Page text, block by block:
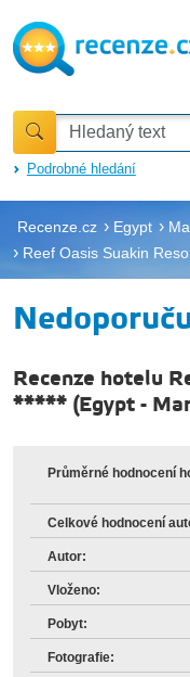
Podrobné hledání
Recenze.cz Egypt
Reef Oasis Suakin
Recenze hotelu
***** (Egypt -
Průměrné hodnocení
Celkové hodnocení
Autor:
Vloženo:
Pobyt:
Fotografie: